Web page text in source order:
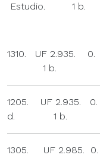
Estudio. 1 b.
1310. UF
1 b.
1205. UF
d. 1 b.
1305. UF